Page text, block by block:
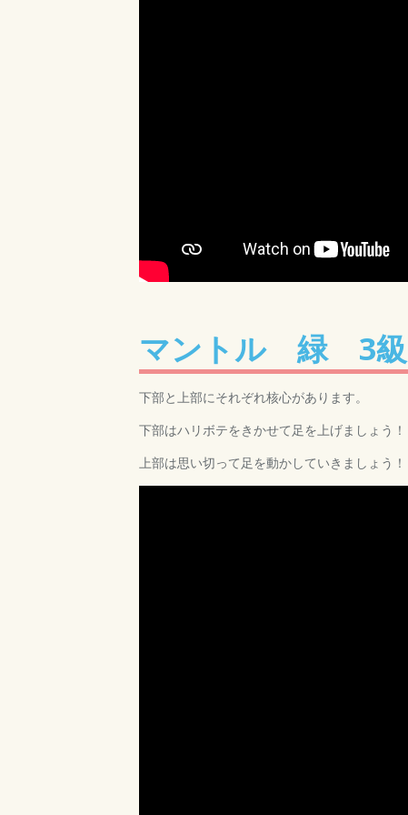
マントル 緑 3級
下部と上部にそれぞれ核心があります。
下部はハリボテをきかせて足を上げましょう！
上部は思い切って足を動かしていきましょう！